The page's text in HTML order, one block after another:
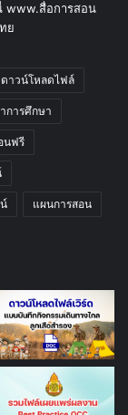
www.สื่อการสอน
ย
ดาวน์โหลดไฟล์
การศึกษา
นฟรี
แผนการสอน